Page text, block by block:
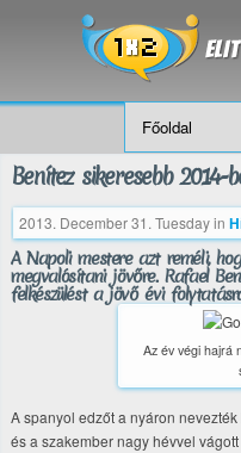
Benítez sikeresebb 2014-
2013. December 31. Tuesdayin
A Napoli mestere azt reméli,
megvalósítani jövőre. Rafael
felkészülést a jövő évi
Az év végi hajrá
A spanyol edzőt a nyáron
és a szakember nagy hévvel